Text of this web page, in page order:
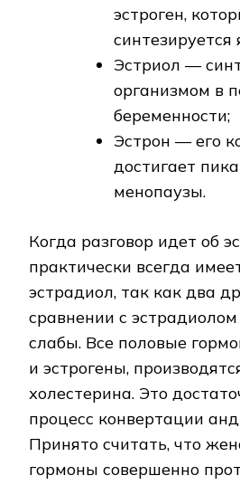
эстроген,
Эстриол —
организмом в
беременности;
Эстрон — его
достигает
менопаузы.
Когда разговор идет об
практически всегда
эстрадиол, так как два
сравнении с
слабы. Все половые
и эстрогены,
холестерина. Это
процесс конвертации
Принято считать, что
гормоны совершенно